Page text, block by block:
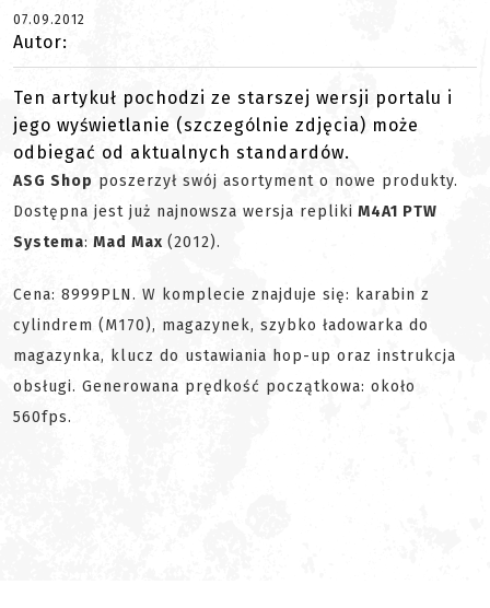
07.09.2012
Autor:
Ten artykuł pochodzi ze starszej wersji portalu i
jego wyświetlanie (szczególnie zdjęcia) może
odbiegać od aktualnych standardów.
ASG Shop poszerzył swój asortyment o nowe produkty.
Dostępna jest już najnowsza wersja repliki M4A1 PTW
Systema: Mad Max (2012).
Cena: 8999PLN. W komplecie znajduje się: karabin z
cylindrem (M170), magazynek, szybko ładowarka do
magazynka, klucz do ustawiania hop-up oraz instrukcja
obsługi. Generowana prędkość początkowa: około
560fps.